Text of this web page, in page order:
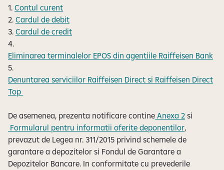
1. Contul curent
2. Cardul de debit
3. Cardul de credit
4.
Eliminarea terminalelor EPOS din agentiile Raiffeisen Bank
5.
Denuntarea serviciilor Raiffeisen Direct si Raiffeisen Direct
Top
De asemenea, prezenta notificare contine Anexa 2 si
Formularul pentru informatii oferite deponentilor,
prevazut de Legea nr. 311/2015 privind schemele de
garantare a depozitelor si Fondul de Garantare a
Depozitelor Bancare. In conformitate cu prevederile